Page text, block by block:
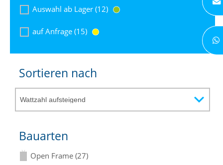
Auswahl ab Lager (12)
auf Anfrage (15)
Sortieren nach
Bauarten
Open Frame (27)